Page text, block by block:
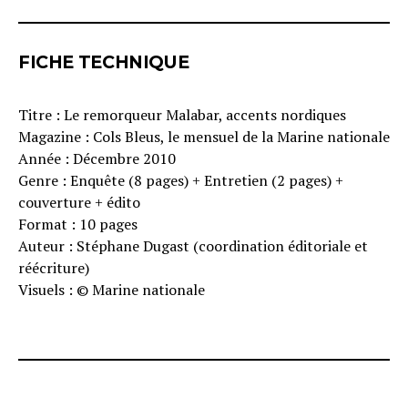
FICHE TECHNIQUE
Titre : Le remorqueur Malabar, accents nordiques
Magazine : Cols Bleus, le mensuel de la Marine nationale
Année : Décembre 2010
Genre : Enquête (8 pages) + Entretien (2 pages) +
couverture + édito
Format : 10 pages
Auteur : Stéphane Dugast (coordination éditoriale et
réécriture)
Visuels : © Marine nationale